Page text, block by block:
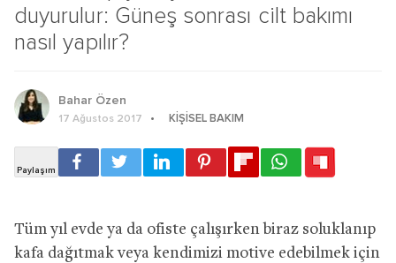
duyurulur: Güneş sonrası cilt bakımı
nasıl yapılır?
Bahar Özen
17 Ağustos 2017 KIŞISEL BAKIM
Tüm yıl evde ya da ofiste çalışırken biraz soluklanıp
kafa dağıtmak veya kendimizi motive edebilmek için